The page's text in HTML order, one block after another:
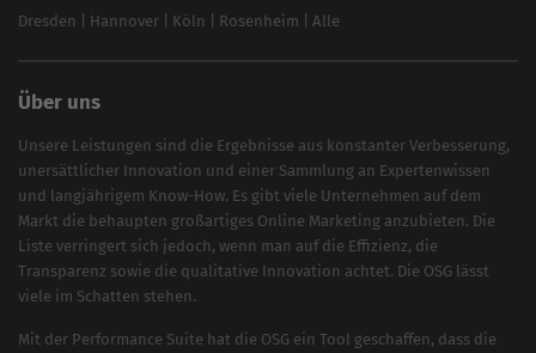
Dresden Hannover Köln Rosenheim Alle
Über uns
Unsere Leistungen sind die Ergebnisse aus konstanter Verbesserung,
unersättlicher Innovation und einer Sammlung an Expertenwissen
und langjährigem Know-How. Es gibt viele Unternehmen auf dem
Markt die behaupten großartiges Online Marketing anzubieten. Die
Liste verringert sich jedoch, wenn man auf die Effizienz, die
Transparenz sowie die qualitative Innovation achtet. Die OSG lässt
viele im Schatten stehen.
Mit der Performance Suite hat die OSG ein Tool geschaffen, dass die